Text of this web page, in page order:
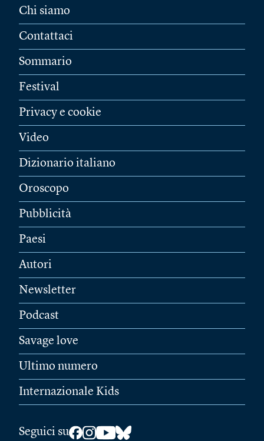
Chi siamo
Contattaci
Sommario
Festival
Privacy e cookie
Video
Dizionario italiano
Oroscopo
Pubblicità
Paesi
Autori
Newsletter
Podcast
Savage love
Ultimo numero
Internazionale Kids
Seguici su